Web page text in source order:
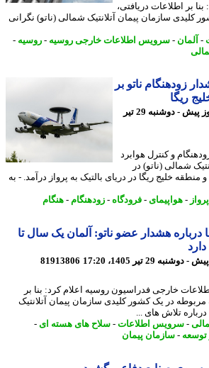
اطلاعات دریافتی،
سازمان پیمان آتلانتیک شمالی (ناتو) نگرانی
-سرویس اطلاعات خارجی روسیه-روسیه-
ناتو بر
17 روز پیش - دوشنبه 29 تیر
و کنترل هوابرد
شمالی (ناتو) در
خلیج ریگا در دریای بالتیک به پرواز درآمد. - به
-هواپیمای-فرودگاه-زودهنگام-هنگام
هشدار عضو ناتو: آلمان یک سال تا
81913806
فدراسیون روسیه اعلام کرد: بنا بر
در یک کشور کلیدی سازمان پیمان آتلانتیک
تلاش های ...
-سرویس اطلاعات-سلاح های هسته ای-
-سازمان پیمان